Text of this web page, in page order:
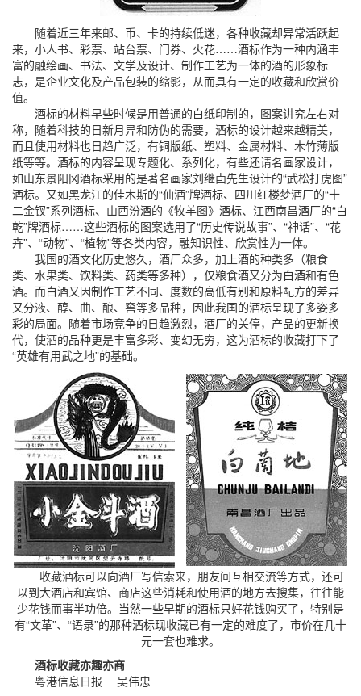
随着近三年来邮、币、卡的持续低迷，各种收藏却异常活跃起
来，小人书、彩票、站台票、门券、火花……酒标作为一种内涵丰
富的融绘画、书法、文学及设计、制作工艺为一体的酒的形象标
志，是企业文化及产品包装的缩影，从而具有一定的收藏和欣赏价
值。
酒标的材料早些时候是用普通的白纸印制的，图案讲究左右对
称，随着科技的日新月异和防伪的需要，酒标的设计越来越精美，
而且使用材料也日趋广泛，有铜版纸、塑料、金属材料、木竹薄版
纸等等。酒标的内容呈现专题化、系列化，有些还请名画家设计，
如山东景阳冈酒标采用的是著名画家刘继卣先生设计的“武松打虎图”
酒标。又如黑龙江的佳木斯的“仙酒”牌酒标、四川红楼梦酒厂的“十
二金钗”系列酒标、山西汾酒的《牧羊图》酒标、江西南昌酒厂的“白
乾”牌酒标……这些酒标的图案选用了“历史传说故事”、“神话”、“花
卉”、“动物”、“植物”等各类内容，融知识性、欣赏性为一体。
我国的酒文化历史悠久，酒厂众多，加上酒的种类多（粮食
类、水果类、饮料类、药类等多种），仅粮食酒又分为白酒和有色
酒。而白酒又因制作工艺不同、度数的高低有别和原料配方的差异
又分液、醇、曲、酿、窖等多品种，因此我国的酒标呈现了多姿多
彩的局面。随着市场竞争的日趋激烈，酒厂的关停，产品的更新换
代，使酒的品种更是丰富多彩、变幻无穷，这为酒标的收藏打下了
“英雄有用武之地”的基础。
收藏酒标可以向酒厂写信索来，朋友间互相交流等方式，还可
以到大酒店和宾馆、商店这些消耗和使用酒的地方去搜集，往往能
少花钱而事半功倍。当然一些早期的酒标只好花钱购买了，特别是
有“文革”、“语录”的那种酒标现收藏已有一定的难度了，市价在几十
元一套也难求。
酒标收藏亦趣亦商
粤港信息日报 吴伟忠